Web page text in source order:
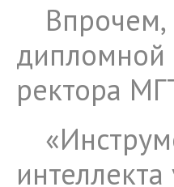
Впрочем,
дипломной
ректора